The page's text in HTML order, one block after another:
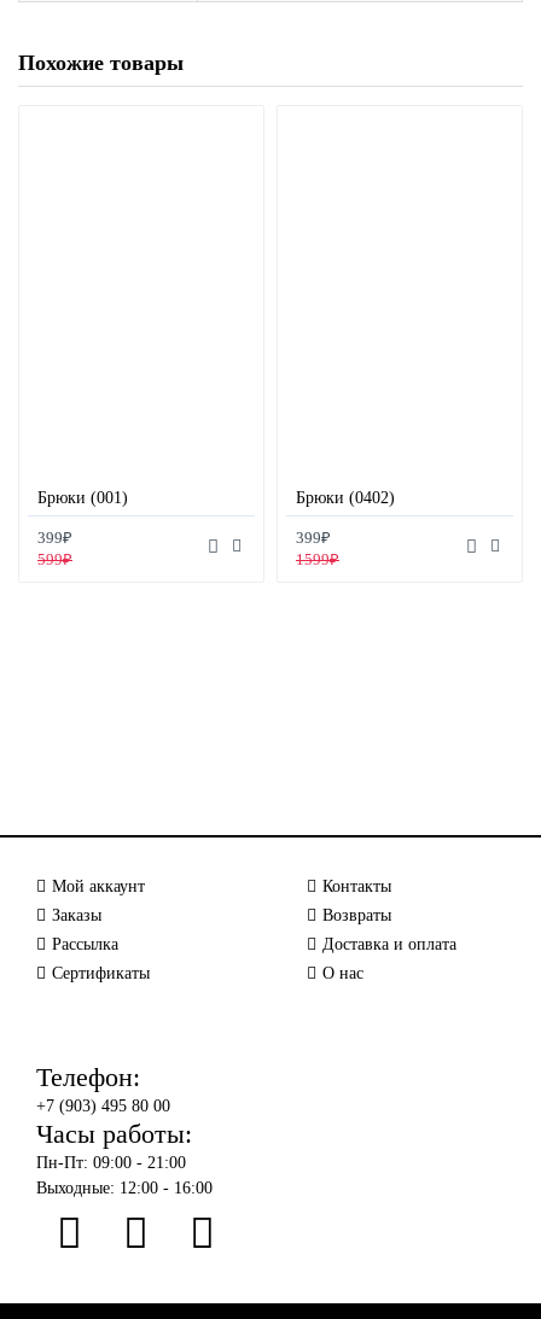
Похожие товары
Брюки (001)
399₽
599₽
Брюки (0402)
399₽
1599₽
Мой аккаунт
Заказы
Рассылка
Сертификаты
Контакты
Возвраты
Доставка и оплата
О нас
Телефон:
+7 (903) 495 80 00
Часы работы:
Пн-Пт: 09:00 - 21:00
Выходные: 12:00 - 16:00